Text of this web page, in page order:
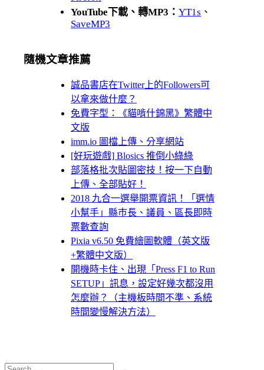
YouTube下載、轉MP3： YT1s 、
SaveMP3
隨機文章推薦
誠品書店在Twitter上的Followers可
以拿來做什麼？
免費字型：《貓啃什錦黑》繁體中
文版
imm.io 圖檔上傳、分享網站
[好玩遊戲] Blosics 推倒小綠綠
部落格批次貼圖密技！按一下自動
上傳、全部貼好！
2018 九合一選舉開票資訊！「選情
小幫手」縣巿長、議員、區長即時
票數查詢
Pixia v6.50 免費繪圖軟體（英文版
+繁體中文版）
開機時卡住、出現「Press F1 to Run
SETUP」訊息，設定好幾次都沒用
怎麼辦？（主機板時間不準、系統
時間變慢解決方法）
Search